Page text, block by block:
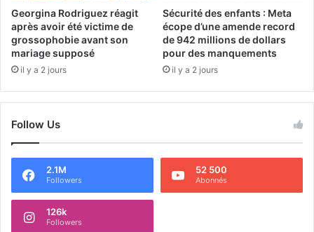
Georgina Rodriguez réagit
après avoir été victime de
grossophobie avant son
mariage supposé
il y a 2 jours
Sécurité des enfants : Meta
écope d’une amende record
de 942 millions de dollars
pour des manquements
il y a 2 jours
Follow Us
2.1M
Followers
52 500
Abonnés
126k
Followers